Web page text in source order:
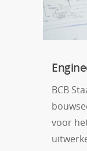
BCB
voor